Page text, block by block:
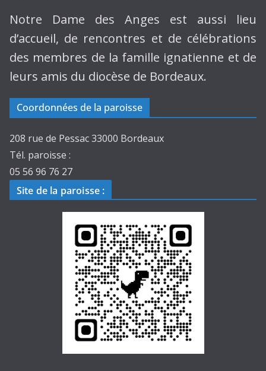
Notre Dame des Anges est aussi lieu
d’accueil, de rencontres et de célébrations
des membres de la famille ignatienne et de
leurs amis du diocèse de Bordeaux.
Coordonnées de la paroisse
208 rue de Pessac 33000 Bordeaux
Tél. paroisse :
05 56 96 76 27
Site de la paroisse :